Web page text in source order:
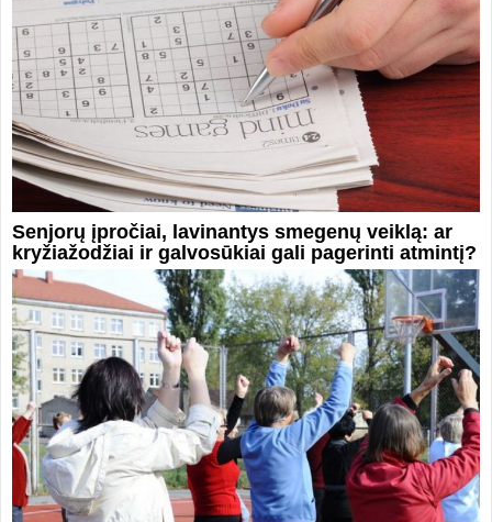
Senjorų įpročiai, lavinantys smegenų veiklą: ar
kryžiažodžiai ir galvosūkiai gali pagerinti atmintį?